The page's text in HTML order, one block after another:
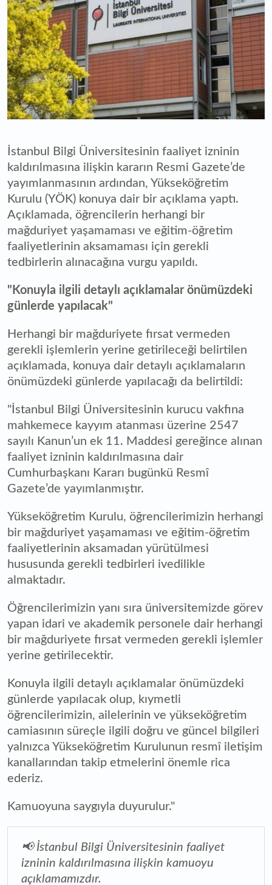
İstanbul Bilgi Üniversitesinin faaliyet izninin
kaldırılmasına ilişkin kararın Resmi Gazete’de
yayımlanmasının ardından, Yükseköğretim
Kurulu (YÖK) konuya dair bir açıklama yaptı.
Açıklamada, öğrencilerin herhangi bir
mağduriyet yaşamaması ve eğitim-öğretim
faaliyetlerinin aksamaması için gerekli
tedbirlerin alınacağına vurgu yapıldı.
"Konuyla ilgili detaylı açıklamalar önümüzdeki
günlerde yapılacak"
Herhangi bir mağduriyete fırsat vermeden
gerekli işlemlerin yerine getirileceği belirtilen
açıklamada, konuya dair detaylı açıklamaların
önümüzdeki günlerde yapılacağı da belirtildi:
"İstanbul Bilgi Üniversitesinin kurucu vakfına
mahkemece kayyım atanması üzerine 2547
sayılı Kanun’un ek 11. Maddesi gereğince alınan
faaliyet izninin kaldırılmasına dair
Cumhurbaşkanı Kararı bugünkü Resmî
Gazete’de yayımlanmıştır.
Yükseköğretim Kurulu, öğrencilerimizin herhangi
bir mağduriyet yaşamaması ve eğitim-öğretim
faaliyetlerinin aksamadan yürütülmesi
hususunda gerekli tedbirleri ivedilikle
almaktadır.
Öğrencilerimizin yanı sıra üniversitemizde görev
yapan idari ve akademik personele dair herhangi
bir mağduriyete fırsat vermeden gerekli işlemler
yerine getirilecektir.
Konuyla ilgili detaylı açıklamalar önümüzdeki
günlerde yapılacak olup, kıymetli
öğrencilerimizin, ailelerinin ve yükseköğretim
camiasının süreçle ilgili doğru ve güncel bilgileri
yalnızca Yükseköğretim Kurulunun resmî iletişim
kanallarından takip etmelerini önemle rica
ederiz.
Kamuoyuna saygıyla duyurulur."
📢 İstanbul Bilgi Üniversitesinin faaliyet
izninin kaldırılmasına ilişkin kamuoyu
açıklamamızdır.